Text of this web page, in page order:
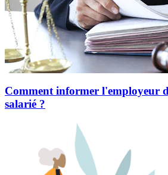
Comment informer l'employeur
salarié ?